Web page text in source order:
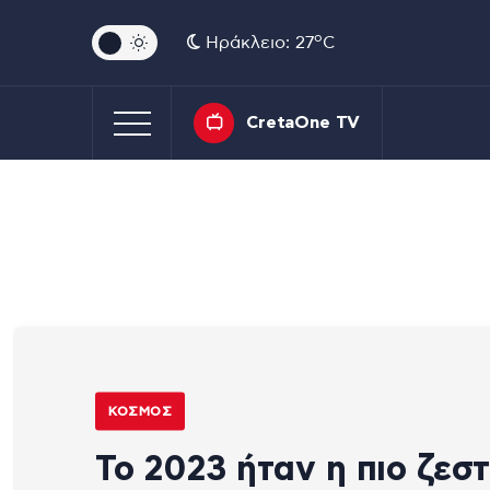
Ηράκλειο: 27oC
CretaOne TV
ΚΌΣΜΟΣ
Το 2023 ήταν η πιο